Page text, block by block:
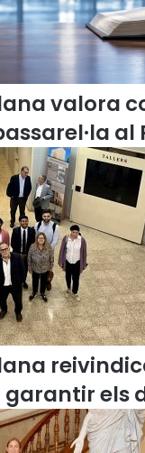
valora
al
garantir els